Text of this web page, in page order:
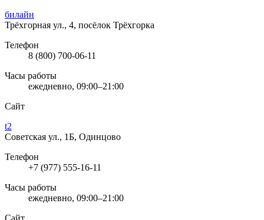
билайн
Трёхгорная ул., 4, посёлок Трёхгорка
Телефон
8 (800) 700-06-11
Часы работы
ежедневно, 09:00–21:00
Сайт
t2
Советская ул., 1Б, Одинцово
Телефон
+7 (977) 555-16-11
Часы работы
ежедневно, 09:00–21:00
Сайт